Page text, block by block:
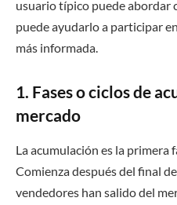
usuario típico puede abordar
puede ayudarlo a participar
más informada.
1. Fases o ciclos de
mercado
La acumulación es la primera
Comienza después del final
vendedores han salido del